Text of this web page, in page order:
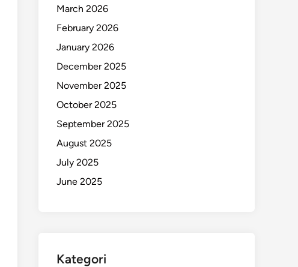
March 2026
February 2026
January 2026
December 2025
November 2025
October 2025
September 2025
August 2025
July 2025
June 2025
Kategori